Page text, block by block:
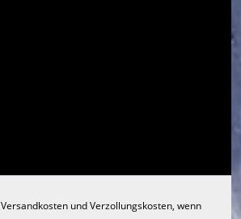
Versandkostenund Verzollungskosten, wenn